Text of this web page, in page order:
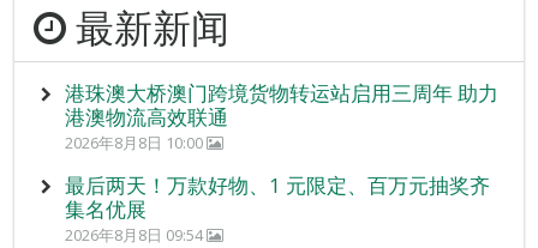
最新新闻
港珠澳大桥澳门跨境货物转运站启用三周年 助力
港澳物流高效联通
2026年8月8日 10:00
最后两天！万款好物、1 元限定、百万元抽奖齐
集名优展
2026年8月8日 09:54